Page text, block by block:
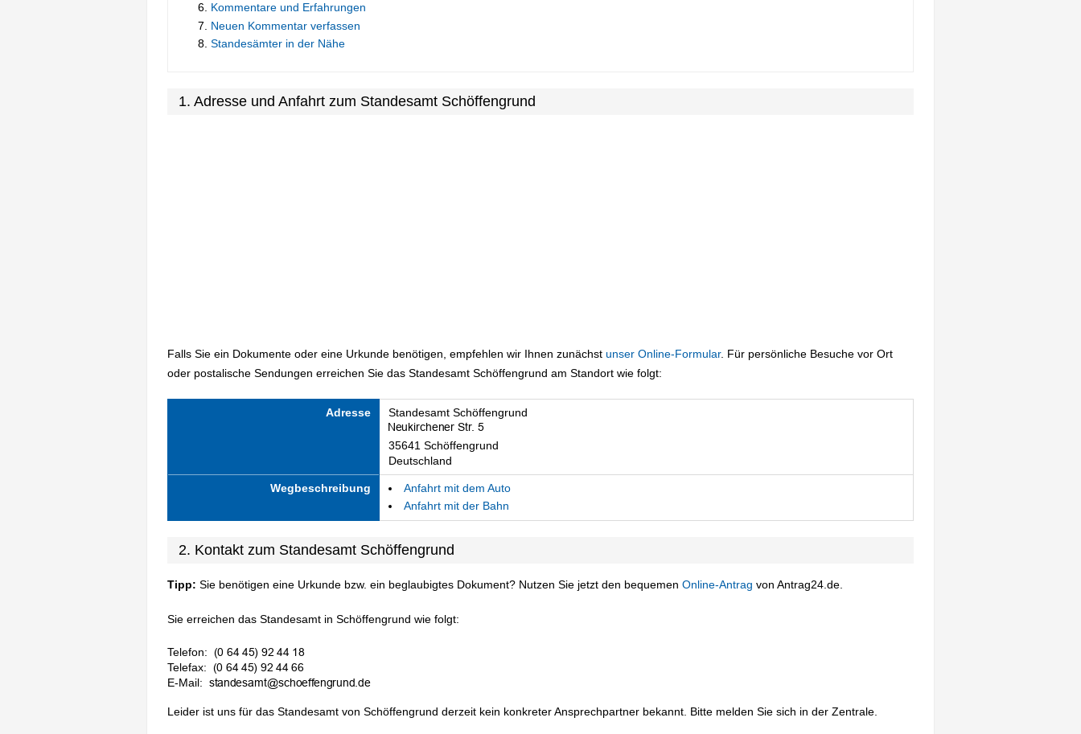
Kommentare und Erfahrungen
Neuen Kommentar verfassen
Standesämter in der Nähe
1. Adresse und Anfahrt zum Standesamt Schöffengrund
Falls Sie ein Dokumente oder eine Urkunde benötigen, empfehlen wir Ihnen zunächst unser Online-Formular. Für persönliche Besuche vor Ort
oder postalische Sendungen erreichen Sie das Standesamt Schöffengrund am Standort wie folgt:
Adresse Standesamt Schöffengrund
35641 Schöffengrund
Deutschland
Wegbeschreibung
Anfahrt mit dem Auto
Anfahrt mit der Bahn
2. Kontakt zum Standesamt Schöffengrund
Tipp: Sie benötigen eine Urkunde bzw. ein beglaubigtes Dokument? Nutzen Sie jetzt den bequemen Online-Antrag von Antrag24.de.
Sie erreichen das Standesamt in Schöffengrund wie folgt:
Telefon:
Telefax:
E-Mail:
Leider ist uns für das Standesamt von Schöffengrund derzeit kein konkreter Ansprechpartner bekannt. Bitte melden Sie sich in der Zentrale.